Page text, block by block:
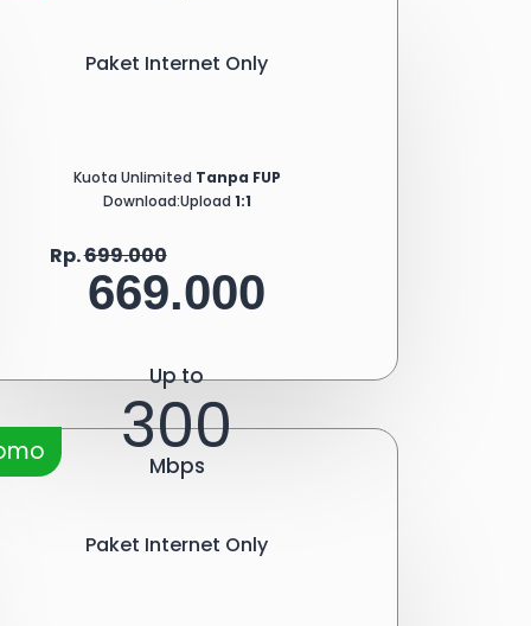
Paket Internet Only
Kuota Unlimited Tanpa FUP
Download:Upload 1:1
Rp.699.000
669.000
Up to
300
Mbps
Paket Internet Only